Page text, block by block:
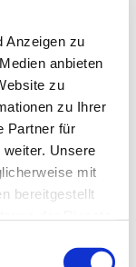
Anzeigen zu
anbieten
zu
zu Ihrer
Partner für
Unsere
mit
bereitgestellt
liegt in